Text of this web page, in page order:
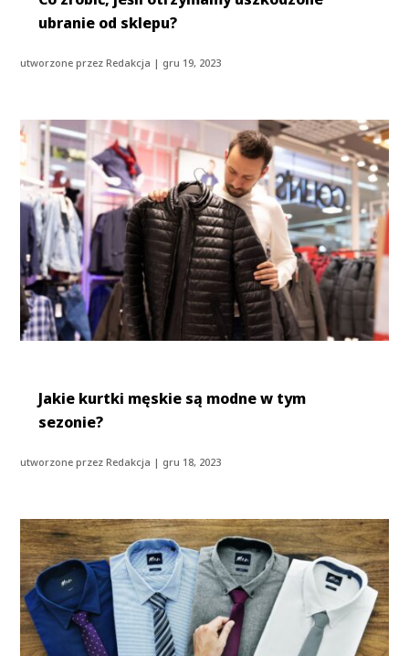
ubranie od sklepu?
utworzone przezRedakcja | gru 19, 2023
Jakie kurtki męskie są modne w tym
sezonie?
utworzone przezRedakcja | gru 18, 2023